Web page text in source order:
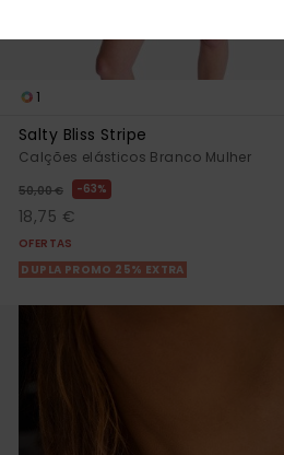
1
Salty Bliss Stripe
Calções elásticos Branco Mulher
50,00 € 63%
18,75 €
OFERTAS
DUPLA PROMO 25% EXTRA